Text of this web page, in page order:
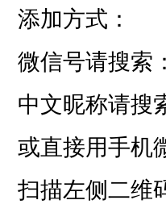
添加方式：
微信号请搜索
中文昵称请搜
或直接用手机
扫描左侧二维